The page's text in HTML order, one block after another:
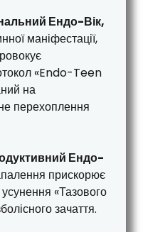
Ендо-Вік,
маніфестації,
«Endo-Teen
на
перехоплення
Ендо-
прискорює
«Тазового
зачаття.